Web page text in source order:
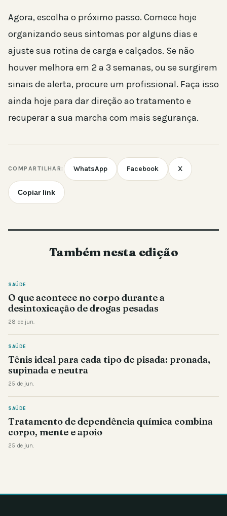
Agora, escolha o próximo passo. Comece hoje
organizando seus sintomas por alguns dias e
ajuste sua rotina de carga e calçados. Se não
houver melhora em 2 a 3 semanas, ou se surgirem
sinais de alerta, procure um profissional. Faça isso
ainda hoje para dar direção ao tratamento e
recuperar a sua marcha com mais segurança.
COMPARTILHAR: WhatsApp Facebook X
Copiar link
Também nesta edição
SAÚDE
O que acontece no corpo durante a
desintoxicação de drogas pesadas
28 de jun.
SAÚDE
Tênis ideal para cada tipo de pisada: pronada,
supinada e neutra
25 de jun.
SAÚDE
Tratamento de dependência química combina
corpo, mente e apoio
25 de jun.